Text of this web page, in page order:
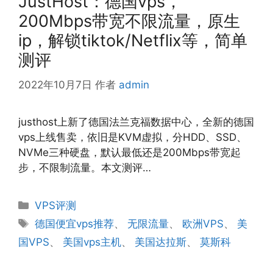
200Mbps带宽不限流量，原生
ip，解锁tiktok/Netflix等，简单
测评
2022年10月7日 作者 admin
justhost上新了德国法兰克福数据中心，全新的德国
vps上线售卖，依旧是KVM虚拟，分HDD、SSD、
NVMe三种硬盘，默认最低还是200Mbps带宽起
步，不限制流量。本文测评…
分
类
VPS评测
标
签
德国便宜vps推荐、无限流量、 欧洲VPS、 美
国VPS、 美国vps主机、 美国达拉斯、 莫斯科